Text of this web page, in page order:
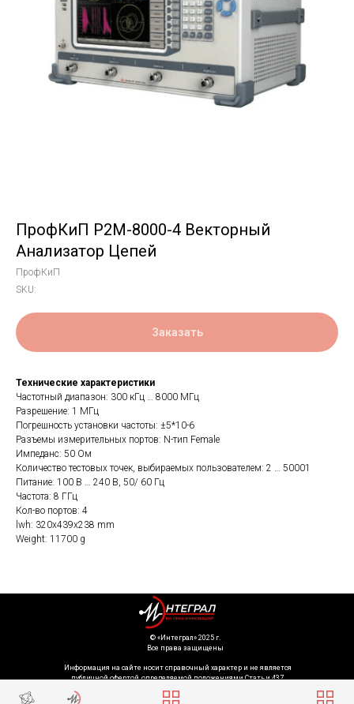
ПрофКиП Р2М-8000-4 Векторный
Анализатор Цепей
ПрофКиП
SKU:
Заказать
Технические характеристики
Частотный диапазон: 300 кГц … 8000 МГц
Разрешение: 1 МГц
Погрешность установки частоты: ±5*10-6
Разъемы измерительных портов: N-тип Female
Импеданс: 50 Ом
Количество тестовых точек, выбираемых пользователем: 2 … 50001
Питание: 100 В … 240 В, 50/ 60 Гц
Частота: 8 ГГц
Кол-во портов: 4
lwh: 320x439x238 mm
Weight: 11700 g
Информация на сайте носит справочный характер и не является
публичной офертой, определяемой положениями Статьи 437
(спецификация) и комплект поставки товара могут быть изменены
©️ «Интеграл» 2025 г.
Все права защищены